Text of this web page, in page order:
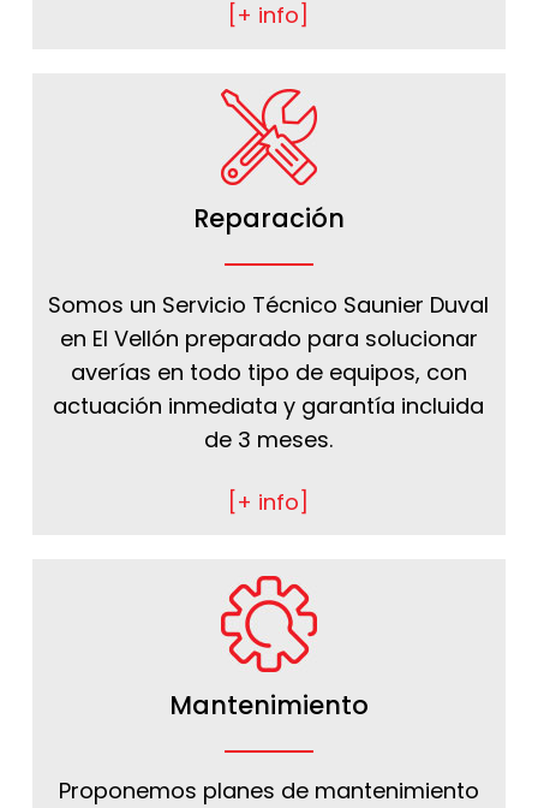
[+ info]
Reparación
Somos un Servicio Técnico Saunier Duval
en El Vellón preparado para solucionar
averías en todo tipo de equipos, con
actuación inmediata y garantía incluida
de 3 meses.
[+ info]
Mantenimiento
Proponemos planes de mantenimiento